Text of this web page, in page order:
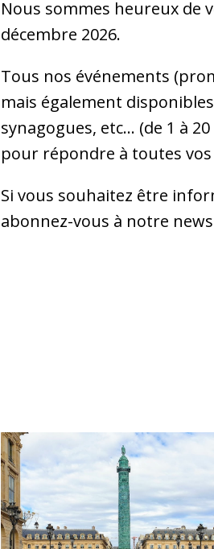
Nous sommes heureux
décembre 2026.
Tous nos événements
mais également
synagogues, etc… (de 1 à
pour répondre à toutes
Si vous souhaitez être
abonnez-vous à notre